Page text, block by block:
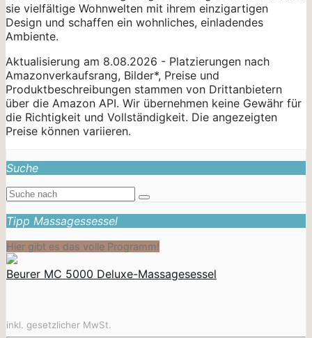
sie vielfältige Wohnwelten mit ihrem einzigartigen
Design und schaffen ein wohnliches, einladendes
Ambiente.
Aktualisierung am 8.08.2026 - Platzierungen nach
Amazonverkaufsrang, Bilder*, Preise und
Produktbeschreibungen stammen von Drittanbietern
über die Amazon API. Wir übernehmen keine Gewähr für
die Richtigkeit und Vollständigkeit. Die angezeigten
Preise können variieren.
Suche
Tipp Massagessessel
Hier gibt es das volle Programm!
Beurer MC 5000 Deluxe-Massagesessel
inkl. gesetzlicher MwSt.